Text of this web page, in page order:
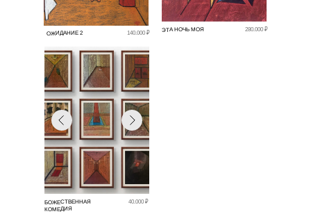
ЭТА НОЧЬ МОЯ
ОЖИДАНИЕ 2 140.000 ₽
БОЖЕСТВЕННАЯ
КОМЕДИЯ
40.000 ₽
280.000 ₽